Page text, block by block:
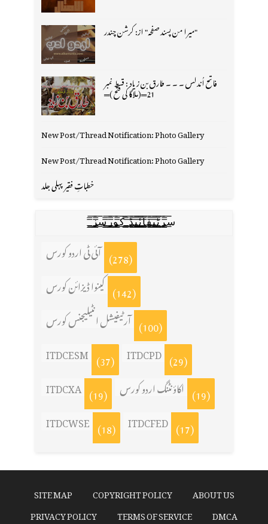
"میرا من پسند صفحہ" از: کرشن چندر
فاتح اُندلس ۔ ۔ ۔ طارق بن زیاد : قسط نمبر
21═(ملاگا کی فتح )═
New Post/Thread Notification: Photo Gallery
New Post/Thread Notification: Photo Gallery
خطباتِ فقیر پہلی جلد
س̳̿͟͞ر̳̿͟͞ٹ̳̿͟͞ی̳̿͟͞ف̳̿͟͞ا̳̿͟͞ي̳̳̿ٔ̿͟͟͞͞ی̳̿͟͞ڈ̳̿͟͞ ̳̿͟͞ک̳̿͟͞و̳̿͟͞ر̳̿͟͞س̳̿͟͞ز̳̿͟͞
آئی ٹی اردو کورس (278)
کینوا ڈیزائن کورس (142)
آرٹیفیشل انٹیلیجنس کورس (100)
ITDCESM (37) ITDCPD (29)
ITDCXA (19) اکاؤنٹنگ اردو کورس (19)
ITDCWSE (18) ITDCFED (17)
ABOUT US
COPYRIGHT POLICY
SITE MAP
DMCA
TERMS OF SERVICE
PRIVACY POLICY